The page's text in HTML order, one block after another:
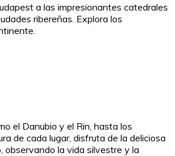
a las impresionantes catedrales
ribereñas. Explora los
el Danubio y el Rin, hasta los
de cada lugar, disfruta de la deliciosa
observando la vida silvestre y la